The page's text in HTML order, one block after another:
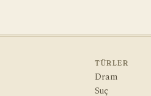
TÜRLER
Dram
Suç